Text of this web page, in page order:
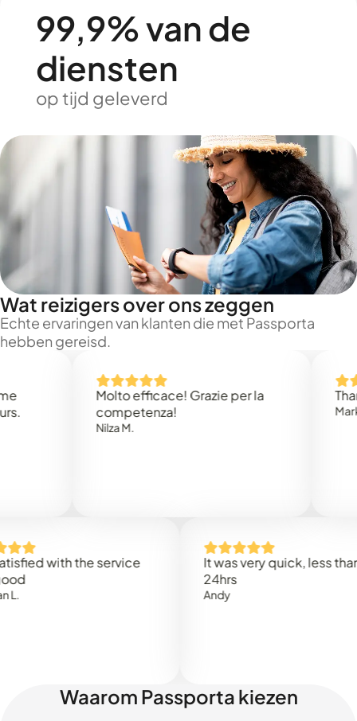
99,9% van de
diensten
op tijd geleverd
Wat reizigers over ons zeggen
Echte ervaringen van klanten die met Passporta
hebben gereisd.
Molto efficace! Grazie per la
competenza!
Thank
Mark N.
with the service
It was very quick, less than
Waarom Passporta kiezen